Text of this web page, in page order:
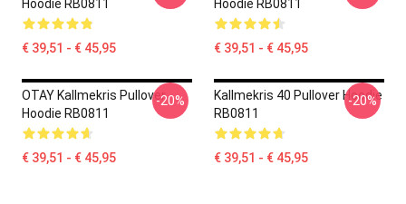
Hoodie RB0811
€ 39,51 - € 45,95
Hoodie RB0811
€ 39,51 - € 45,95
OTAY Kallmekris Pullover
Hoodie RB0811
€ 39,51 - € 45,95
-20%
Kallmekris 40 Pullover Hoodie
RB0811
€ 39,51 - € 45,95
-20%